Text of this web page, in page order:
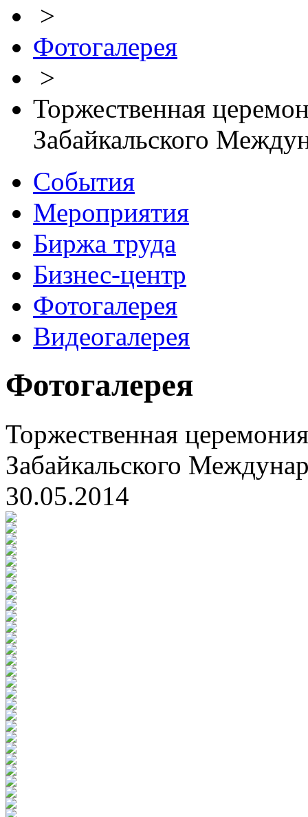
>
Фотогалерея
>
Торжественная
Забайкальского
События
Мероприятия
Биржа труда
Бизнес-центр
Фотогалерея
Видеогалерея
Фотогалерея
Торжественная
Забайкальского
30.05.2014